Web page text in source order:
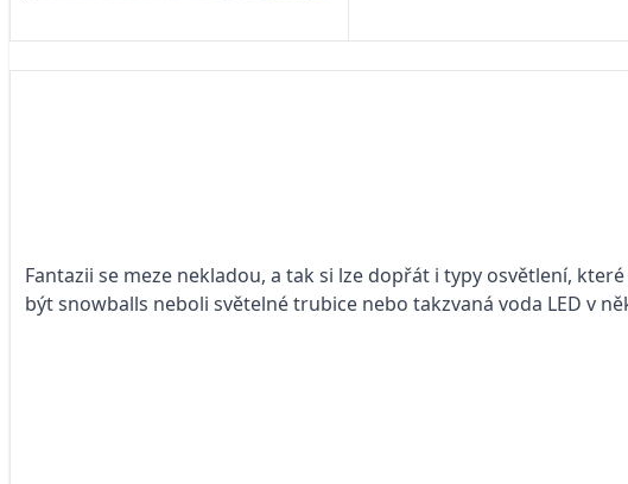
Fantazii se meze nekladou, a tak si lze dopřát i typy osvětlení,
být snowballs neboli světelné trubice nebo takzvaná voda LED v